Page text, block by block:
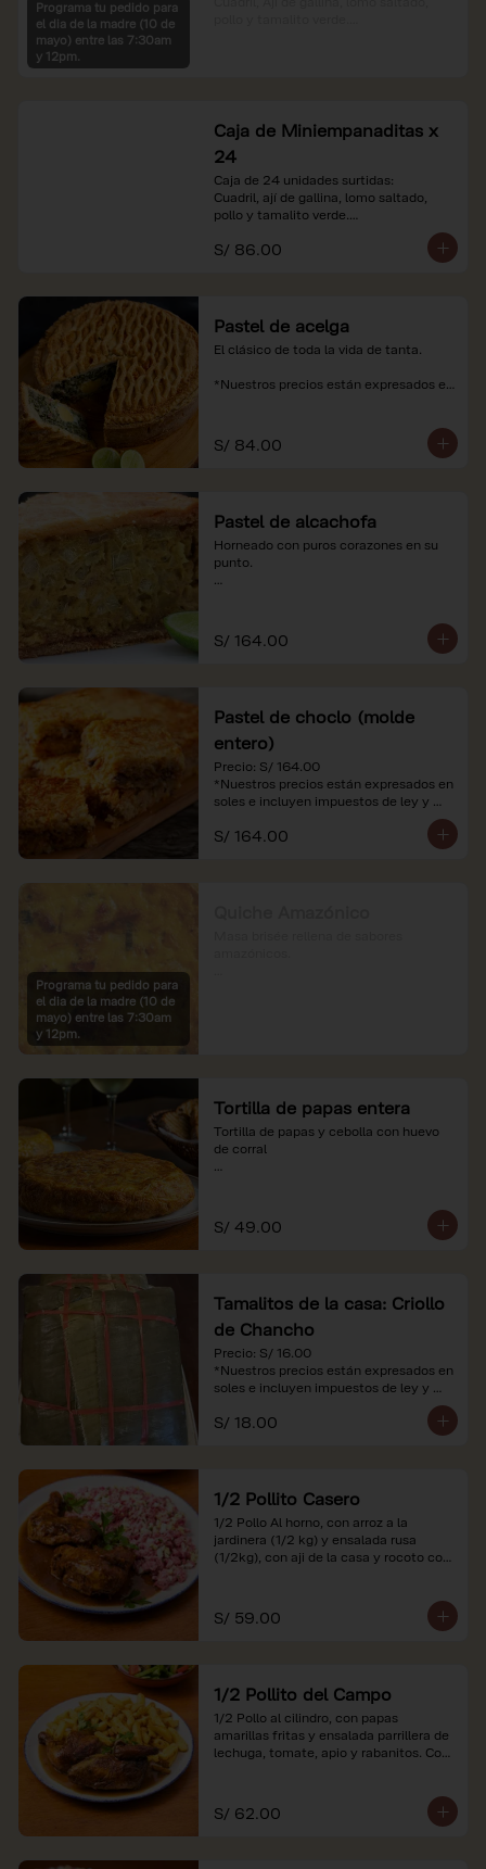
Programa tu pedido para
el dia de la madre (10 de
mayo) entre las 7:30am
y 12pm.
Caja de Miniempanaditas x
24
Caja de 24 unidades surtidas:
Cuadril, ají de gallina, lomo saltado,
pollo y tamalito verde.
*Nuestros precios están expresados en
S/ 86.00
Pastel de acelga
El clásico de toda la vida de tanta.
*Nuestros precios están expresados en
S/ 84.00
Pastel de alcachofa
Horneado con puros corazones en su
punto.
S/ 164.00
Pastel de choclo (molde
entero)
Precio: S/ 164.00
*Nuestros precios están expresados en
soles e incluyen impuestos de ley y
S/ 164.00
Programa tu pedido para
el dia de la madre (10 de
mayo) entre las 7:30am
y 12pm.
Tortilla de papas entera
Tortilla de papas y cebolla con huevo
de corral
S/ 49.00
Tamalitos de la casa: Criollo
de Chancho
Precio: S/ 16.00
*Nuestros precios están expresados en
soles e incluyen impuestos de ley y
S/ 18.00
1/2 Pollito Casero
1/2 Pollo Al horno, con arroz a la
jardinera (1/2 kg) y ensalada rusa
(1/2kg), con aji de la casa y rocoto con
*Nuestros precios están expresados en
soles e incluyen impuestos de ley y
S/ 59.00
1/2 Pollito del Campo
1/2 Pollo al cilindro, con papas
amarillas fritas y ensalada parrillera de
lechuga, tomate, apio y rabanitos. Con
*Nuestros precios están expresados en
soles e incluyen impuestos de ley y
S/ 62.00